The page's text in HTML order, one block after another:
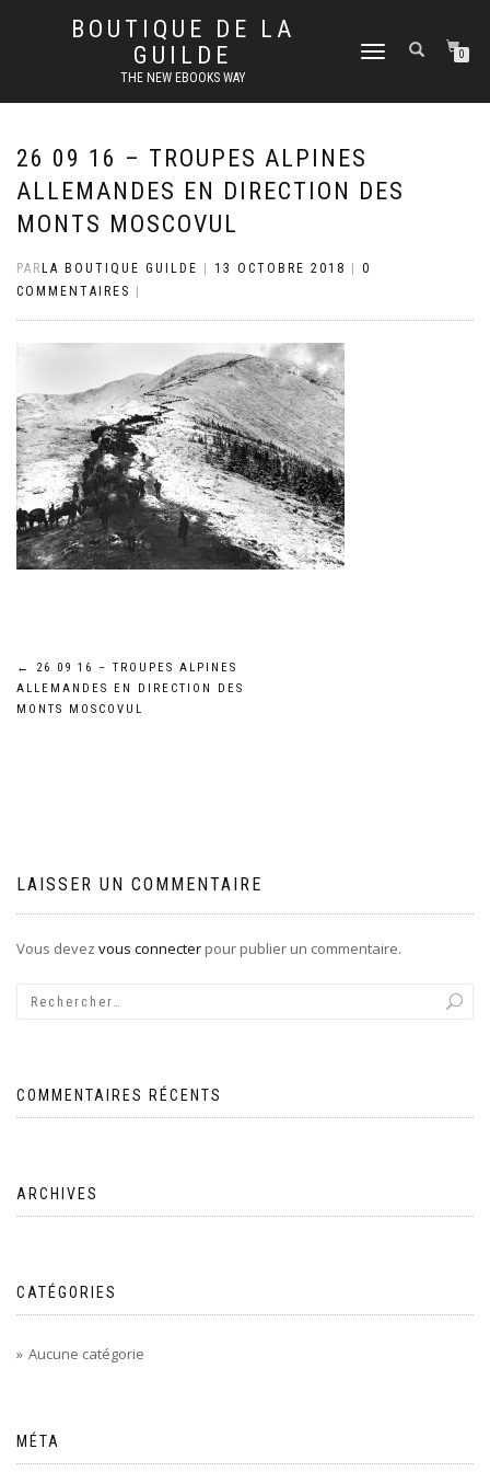
BOUTIQUE DE LA
GUILDE
THE NEW EBOOKS WAY
DÉPLIER
0
26 09 16 – TROUPES ALPINES
ALLEMANDES EN DIRECTION DES
MONTS MOSCOVUL
PAR LA BOUTIQUE GUILDE 13 OCTOBRE 2018
0
COMMENTAIRES
Navigation
de
←
26 09 16 – TROUPES ALPINES
ALLEMANDES EN DIRECTION DES
MONTS MOSCOVUL
LAISSER UN COMMENTAIRE
Vous devez vous connecter pour publier un commentaire.
COMMENTAIRES RÉCENTS
ARCHIVES
CATÉGORIES
Aucune catégorie
MÉTA